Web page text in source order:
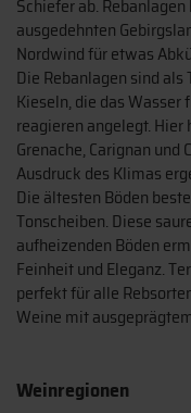
Schiefer ab.
ausgedehnten
Nordwind für etwas
Die Rebanlagen sind
Kieseln, die das
reagieren angelegt.
Grenache, Carignan
Ausdruck des Klimas
Die ältesten Böden
Tonscheiben. Diese
aufheizenden Böden
Feinheit und Eleganz.
perfekt für alle
Weine mit
Weinregionen